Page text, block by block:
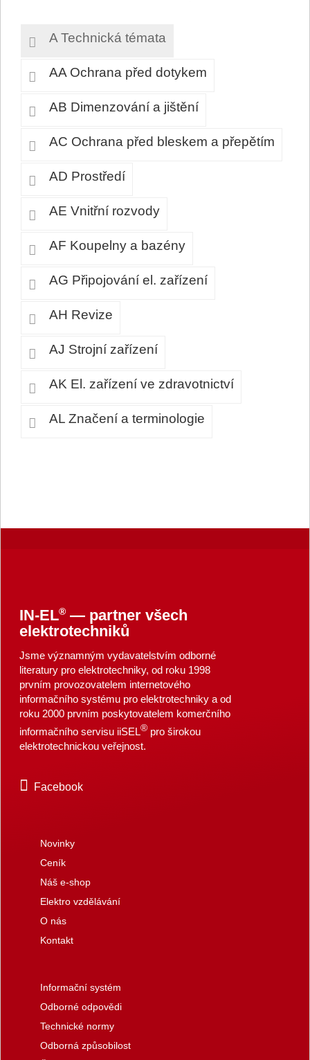
A Technická témata
AA Ochrana před dotykem
AB Dimenzování a jištění
AC Ochrana před bleskem a přepětím
AD Prostředí
AE Vnitřní rozvody
AF Koupelny a bazény
AG Připojování el. zařízení
AH Revize
AJ Strojní zařízení
AK El. zařízení ve zdravotnictví
AL Značení a terminologie
IN-EL®— partner všech
elektrotechniků
Jsme významným vydavatelstvím odborné
literatury pro elektrotechniky, od roku 1998
prvním provozovatelem internetového
informačního systému pro elektrotechniky a od
roku 2000 prvním poskytovatelem komerčního
informačního servisu iiSEL®pro širokou
elektrotechnickou veřejnost.
Facebook
Novinky
Ceník
Náš e-shop
Elektro vzdělávání
O nás
Kontakt
Informační systém
Odborné odpovědi
Technické normy
Odborná způsobilost